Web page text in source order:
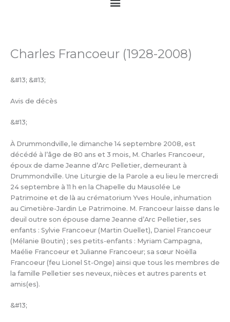
Charles Francoeur (1928-2008)
&#13; &#13;
Avis de décès
&#13;
À Drummondville, le dimanche 14 septembre 2008, est
décédé à l’âge de 80 ans et 3 mois, M. Charles Francoeur,
époux de dame Jeanne d’Arc Pelletier, demeurant à
Drummondville. Une Liturgie de la Parole a eu lieu le mercredi
24 septembre à 11 h en la Chapelle du Mausolée Le
Patrimoine et de là au crématorium Yves Houle, inhumation
au Cimetière-Jardin Le Patrimoine. M. Francoeur laisse dans le
deuil outre son épouse dame Jeanne d’Arc Pelletier, ses
enfants : Sylvie Francoeur (Martin Ouellet), Daniel Francoeur
(Mélanie Boutin) ; ses petits-enfants : Myriam Campagna,
Maélie Francoeur et Julianne Francoeur; sa sœur Noëlla
Francoeur (feu Lionel St-Onge) ainsi que tous les membres de
la famille Pelletier ses neveux, nièces et autres parents et
amis(es).
&#13;